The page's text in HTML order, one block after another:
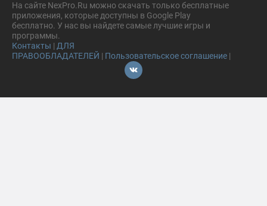
На сайте NexPro.Ru можно скачать только бесплатные
приложения, которые доступны в Google Play
бесплатно. У нас вы найдете самые лучшие игры и
программы.
Контакты | ДЛЯ
ПРАВООБЛАДАТЕЛЕЙ | Пользовательское соглашение |